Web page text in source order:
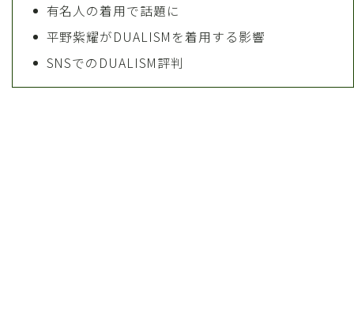
有名人の着用で話題に
平野紫耀がDUALISMを着用する影響
SNSでのDUALISM評判